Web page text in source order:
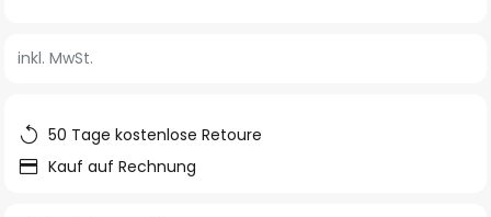
springen
inkl. MwSt.
50 Tage kostenlose Retoure
Kauf auf Rechnung